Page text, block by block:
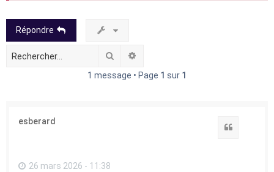
Répondre
Rechercher
1 message • Page 1 sur 1
esberard
26 mars 2026 - 11:38